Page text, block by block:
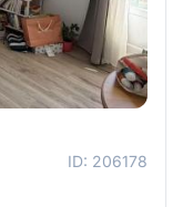
ID: 206178